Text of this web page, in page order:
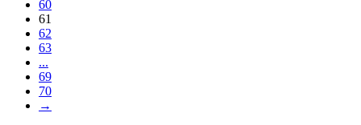
60
61
62
63
...
69
70
→